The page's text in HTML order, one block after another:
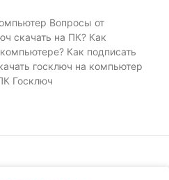
Вопросы от
скачать на ПК? Как
Как подписать
госключ на компьютер
Госключ